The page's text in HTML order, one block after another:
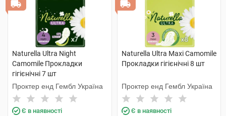
Naturella Ultra Night
Camomile Прокладки
гігієнічні 7 шт
Проктер енд Гембл Україна
Є в наявності
Naturella Ultra Maxi Camomile
Прокладки гігієнічні 8 шт
Проктер енд Гембл Україна
Є в наявності